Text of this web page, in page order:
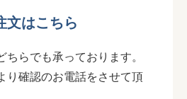
文はこちら
ちらでも承っております。
り確認のお電話をさせて頂